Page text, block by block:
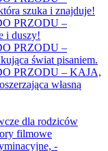
szuka i znajduje!
PRZODU –
i duszy!
PRZODU –
świat pisaniem.
PRZODU – KAJA,
własną
dla rodziców
filmowe
-